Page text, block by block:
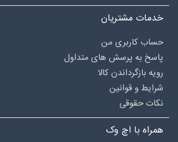
خدمات مشتریان
حساب کاربری من
پاسخ به پرسش های متداول
رویه بازگرداندن کالا
شرایط و قوانین
نکات حقوقی
همراه با اچ وک